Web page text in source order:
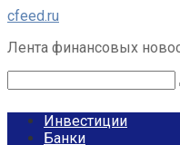
Перейти
контенту
cfeed.ru
Лента финансовых
Инвестиции
Банки